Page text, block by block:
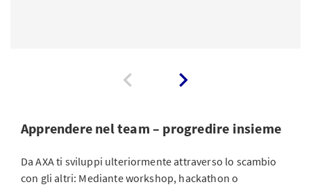
Apprendere nel team – progredire insieme
Da AXA ti sviluppi ulteriormente attraverso lo scambio
con gli altri: Mediante workshop, hackathon o